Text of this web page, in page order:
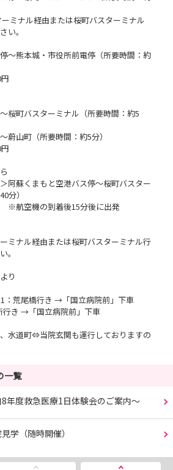
ル経由または桜町バスターミナル
い。
～熊本城・市役所前電停（所要時間：約
桜町バスターミナル（所要時間：約5
蔚山町（所要時間：約5分）
阿蘇くまもと空港バス停～桜町バスター
分）
着後15分後に出発
ミナル経由または桜町バスターミナル行
。
り
：荒尾橋行き →「国立病院前」下車
き →「国立病院前」下車
水道町⇔当院玄関も運行しておりますの
一覧
年度救急医療1日体験会のご案内～
学（随時開催）